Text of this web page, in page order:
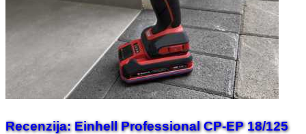
Recenzija: Einhell Professional CP-EP 18/125